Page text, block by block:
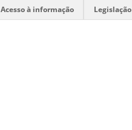
Acesso à informação Legislação